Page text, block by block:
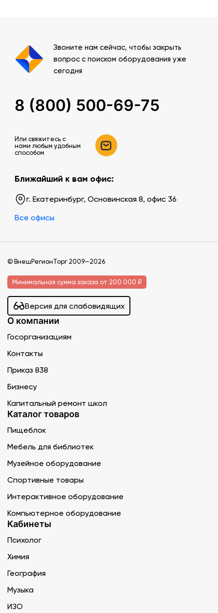
Звоните нам сейчас, чтобы закрыть
вопрос с поиском оборудования уже
сегодня
8 (800) 500-69-75
Или свяжитесь c
нами любым удобным
способом
Ближайший к вам офис:
г. Екатеринбург, Основинская 8, офис 36
Все офисы
© ВнешРегионТорг 2009—2026
Минимальная сумма заказа от 200 000 ₽
Версия для слабовидящих
О компании
Госорганизациям
Контакты
Приказ 838
Бизнесу
Капитальный ремонт школ
Каталог товаров
Пищеблок
Мебель для библиотек
Музейное оборудование
Спортивные товары
Интерактивное оборудование
Компьютерное оборудование
Кабинеты
Психолог
Химия
География
Музыка
ИЗО